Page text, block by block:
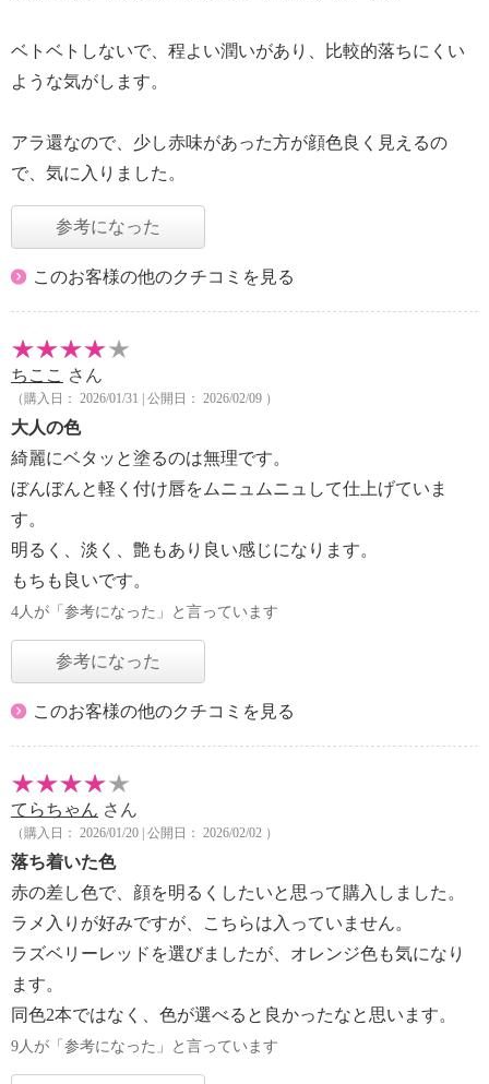
ベトベトしないで、程よい潤いがあり、比較的落ちにくい
ような気がします。
アラ還なので、少し赤味があった方が顔色良く見えるの
で、気に入りました。
参考になった
このお客様の他のクチコミを見る
ちここ さん
（購入日： 2026/01/31 | 公開日： 2026/02/09 ）
大人の色
綺麗にベタッと塗るのは無理です。
ぼんぼんと軽く付け唇をムニュムニュして仕上げていま
す。
明るく、淡く、艶もあり良い感じになります。
もちも良いです。
4人が「参考になった」と言っています
参考になった
このお客様の他のクチコミを見る
てらちゃん さん
（購入日： 2026/01/20 | 公開日： 2026/02/02 ）
落ち着いた色
赤の差し色で、顔を明るくしたいと思って購入しました。
ラメ入りが好みですが、こちらは入っていません。
ラズベリーレッドを選びましたが、オレンジ色も気になり
ます。
同色2本ではなく、色が選べると良かったなと思います。
9人が「参考になった」と言っています